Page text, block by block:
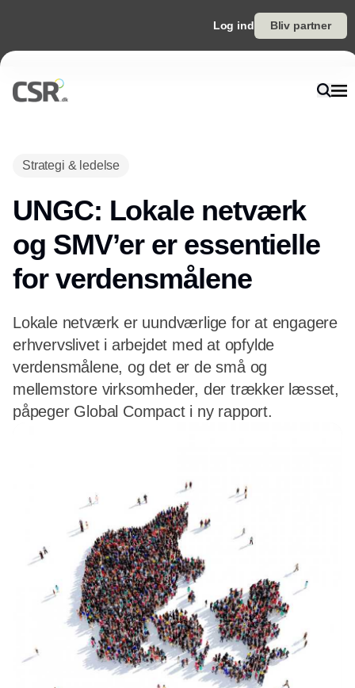
Log ind Bliv partner
Strategi & ledelse
UNGC: Lokale netværk
og SMV’er er essentielle
for verdensmålene
Lokale netværk er uundværlige for at engagere
erhvervslivet i arbejdet med at opfylde
verdensmålene, og det er de små og
mellemstore virksomheder, der trækker læsset,
påpeger Global Compact i ny rapport.